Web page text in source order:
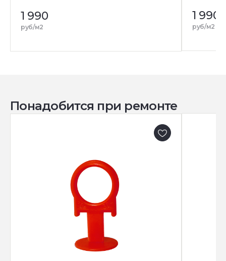
1 990
руб/м2
1 990
руб/м2
Понадобится при ремонте